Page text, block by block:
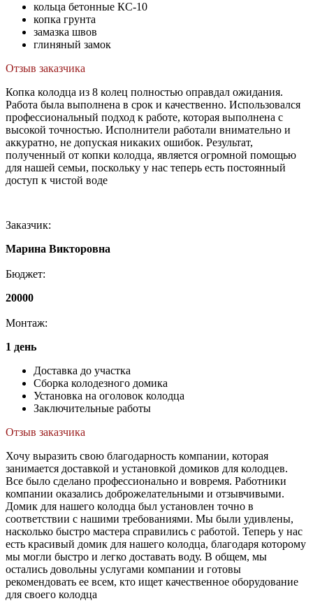
кольца бетонные КС-10
копка грунта
замазка швов
глиняный замок
Отзыв заказчика
Копка колодца из 8 колец полностью оправдал ожидания.
Работа была выполнена в срок и качественно. Использовался
профессиональный подход к работе, которая выполнена с
высокой точностью. Исполнители работали внимательно и
аккуратно, не допуская никаких ошибок. Результат,
полученный от копки колодца, является огромной помощью
для нашей семьи, поскольку у нас теперь есть постоянный
доступ к чистой воде
Заказчик:
Марина Викторовна
Бюджет:
20000
Монтаж:
1 день
Доставка до участка
Сборка колодезного домика
Установка на оголовок колодца
Заключительные работы
Отзыв заказчика
Хочу выразить свою благодарность компании, которая
занимается доставкой и установкой домиков для колодцев.
Все было сделано профессионально и вовремя. Работники
компании оказались доброжелательными и отзывчивыми.
Домик для нашего колодца был установлен точно в
соответствии с нашими требованиями. Мы были удивлены,
насколько быстро мастера справились с работой. Теперь у нас
есть красивый домик для нашего колодца, благодаря которому
мы могли быстро и легко доставать воду. В общем, мы
остались довольны услугами компании и готовы
рекомендовать ее всем, кто ищет качественное оборудование
для своего колодца